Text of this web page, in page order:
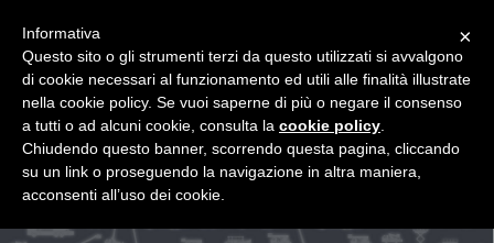
×
Informativa
Questo sito o gli strumenti terzi da questo utilizzati si avvalgono
di cookie necessari al funzionamento ed utili alle finalità illustrate
nella cookie policy. Se vuoi saperne di più o negare il consenso
a tutti o ad alcuni cookie, consulta la cookie policy
Chiudendo questo banner, scorrendo questa pagina, cliccando
su un link o proseguendo la navigazione in altra maniera,
acconsenti all’uso dei cookie.